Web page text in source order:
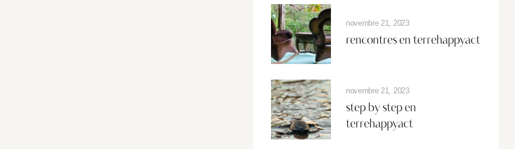
novembre 21, 2023
rencontres en terrehappyact
novembre 21, 2023
step by step en
terrehappyact